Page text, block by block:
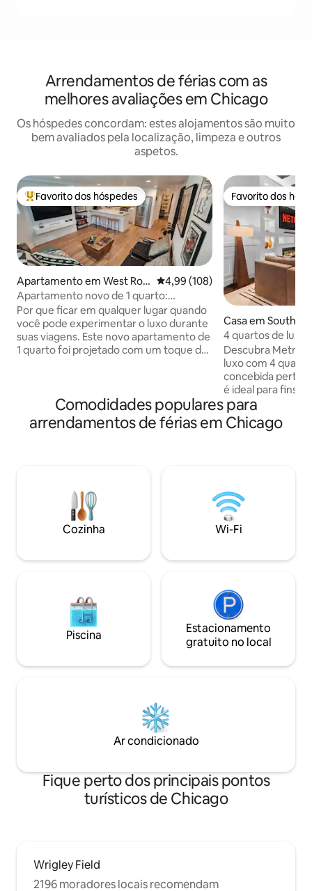
Arrendamentos de férias com as
melhores avaliações em Chicago
Os hóspedes concordam: estes alojamentos são muito
bem avaliados pela localização, limpeza e outros
aspetos.
Favoritos dos hóspedes mais apreciados
Favorito dos hóspedes
Apartamento em West Rog
ers Park
Classificação média de 4,99 em
4,99 (108)
Apartamento novo de 1 quarto:
conforto de luxo com banheiro de spa
Por que ficar em qualquer lugar quando
você pode experimentar o luxo durante
suas viagens. Este novo apartamento de
1 quarto foi projetado com um toque de
dos dedos está uma cozinha completa;
banheiro de luxo com enorme chuveiro;
quarto separado com cama queen size
inteligentes; bicicleta; amplo espaço de
armazenamento para estadias mais
longas; Wi-Fi; e muito mais.
Favorito dos
Favorito dos
Casa em South
4 quartos de luxo
hidromassagem
Obama Center
Descubra Metra
luxo com 4
concebida perto
é ideal para fins
de solteira,
reuniões de
grandes grupos
passos da
comboio direto
a 4 minutos do
Obama em
Comodidades populares para
arrendamentos de férias em Chicago
Cozinha Wi-Fi
Piscina
Estacionamento
gratuito no local
Ar condicionado
Fique perto dos principais pontos
turísticos de Chicago
Wrigley Field
2196 moradores locais recomendam